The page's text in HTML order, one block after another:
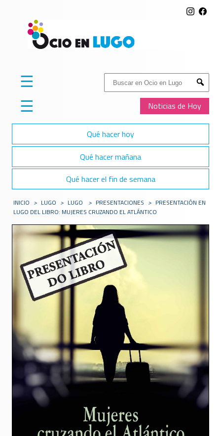
Buscar:
Submit
Noticias de Hoy
☰
☰
Qué hacer hoy
Qué hacer mañana
Qué hacer el fin de semana
INICIO > LUGO > LUGO > PRESENTACIONES > PRESENTACIÓN EN
LUGO DEL LIBRO: MUJERES CRUZANDO EL ATLÁNTICO